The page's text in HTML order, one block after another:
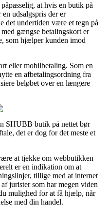
at hvis en butik på
udsalgspris der er
det undertiden være et tegn på
gængse betalingskort er
som hjælper kunden imod
eller mobilbetaling. Som en
en afbetalingsordning fra
beløbet over en længere
SHUBB butik på nettet bør
det er dog for det meste et
at tjekke om webbutikken
er en indikation om at
tillige med at internet
jurister som har megen viden
mulighed for at få hjælp, når
med din handel.